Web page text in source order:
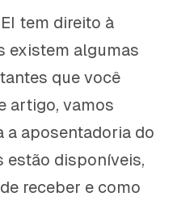
tem direito à
existem algumas
que você
artigo, vamos
aposentadoria do
estão disponíveis,
receber e como